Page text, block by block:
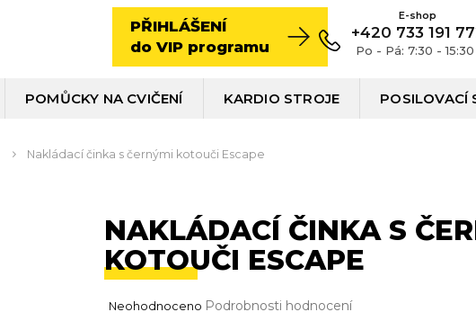
PŘIHLÁŠENÍ
do VIP programu
+420 733 191
Po - Pá: 7:30 - 15:30
POMŮCKY NA CVIČENÍ KARDIO STROJE POSILOVACÍ
Nakládací činka s černými kotouči Escape
NAKLÁDACÍ ČINKA S
KOTOUČI ESCAPE
Průměrné
Neohodnoceno Podrobnosti hodnocení